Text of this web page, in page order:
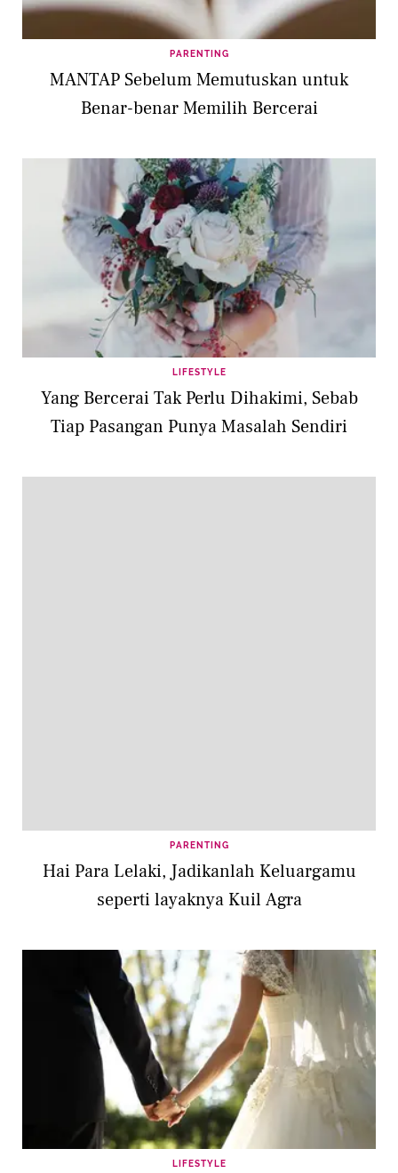
PARENTING
MANTAP Sebelum Memutuskan untuk
Benar-benar Memilih Bercerai
LIFESTYLE
Yang Bercerai Tak Perlu Dihakimi, Sebab
Tiap Pasangan Punya Masalah Sendiri
PARENTING
Hai Para Lelaki, Jadikanlah Keluargamu
seperti layaknya Kuil Agra
LIFESTYLE